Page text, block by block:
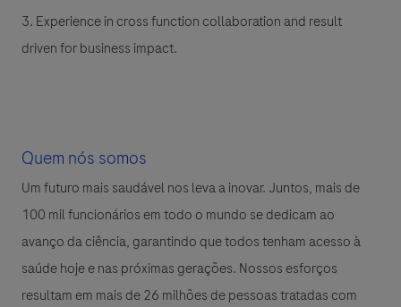
3. Experience in cross function collaboration and result
driven for business impact.
Quem nós somos
Um futuro mais saudável nos leva a inovar. Juntos, mais de
100 mil funcionários em todo o mundo se dedicam ao
avanço da ciência, garantindo que todos tenham acesso à
saúde hoje e nas próximas gerações. Nossos esforços
resultam em mais de 26 milhões de pessoas tratadas com